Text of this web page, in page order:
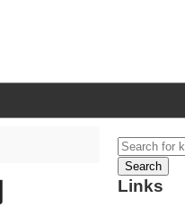
Search
Links